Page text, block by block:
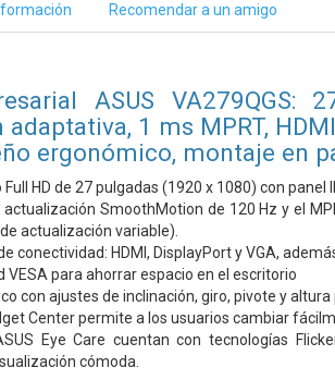
Recomendar a un amigo
ASUS
1 ms MPRT,
ergonómico, montaje en
Full HD de 27 pulgadas (1920 x 1080) con panel
actualización SmoothMotion de 120 Hz y el
actualización variable).
conectividad: HDMI, DisplayPort y VGA,
VESA para ahorrar espacio en el escritorio
con ajustes de inclinación, giro, pivote y
Center permite a los usuarios cambiar
Eye Care cuentan con tecnologías
cómoda.